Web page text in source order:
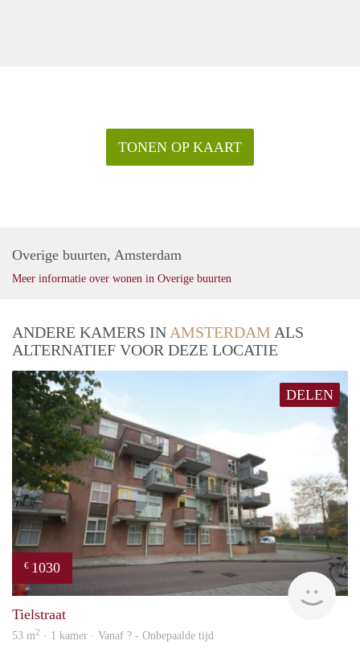
TONEN OP KAART
Overige buurten, Amsterdam
Meer informatie over wonen in Overige buurten
ANDERE KAMERS IN AMSTERDAM ALS
ALTERNATIEF VOOR DEZE LOCATIE
DELEN
€ 1030
Tielstraat
53 m2 · 1 kamer · Vanaf ? - Onbepaalde tijd